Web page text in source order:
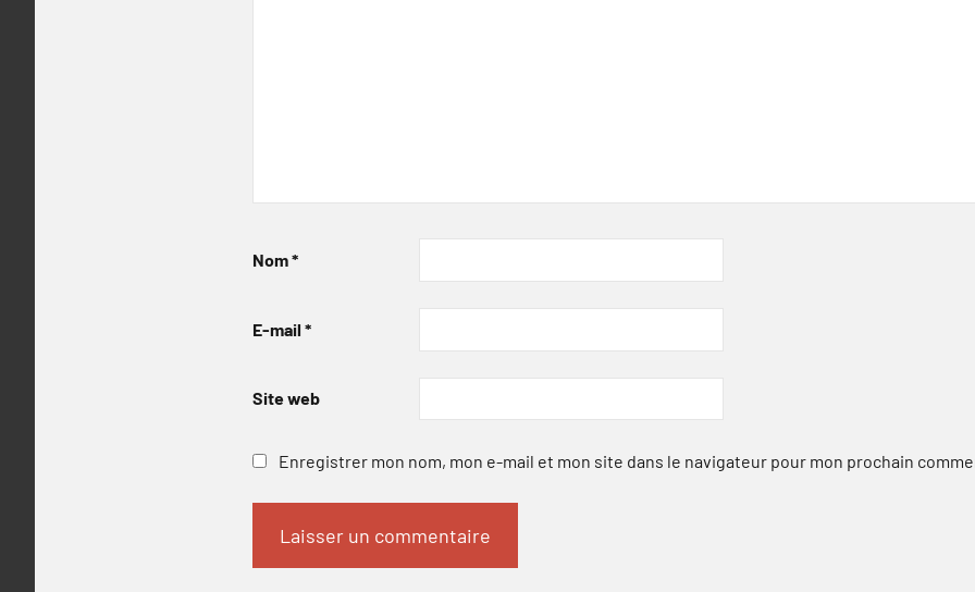
Nom*
E-mail *
Site web
Enregistrer mon nom, mon e-mail et mon site dans le navigateur pour mon prochain